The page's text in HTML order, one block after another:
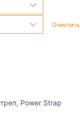
Очистить
Power Strap